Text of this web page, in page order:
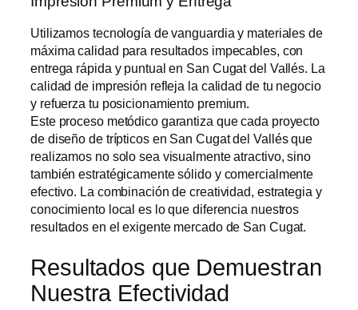
Utilizamos tecnología de vanguardia y materiales de
máxima calidad para resultados impecables, con
entrega rápida y puntual en San Cugat del Vallés. La
calidad de impresión refleja la calidad de tu negocio
y refuerza tu posicionamiento premium.
Este proceso metódico garantiza que cada proyecto
de diseño de trípticos en San Cugat del Vallésque
realizamos no solo sea visualmente atractivo, sino
también estratégicamente sólido y comercialmente
efectivo. La combinación de creatividad, estrategia y
conocimiento local es lo que diferencia nuestros
resultados en el exigente mercado de San Cugat.
Resultados que Demuestran
Nuestra Efectividad